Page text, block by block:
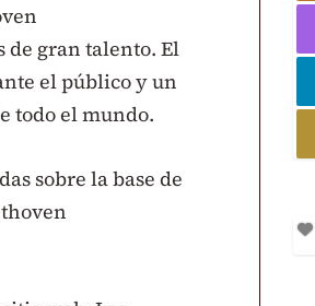
de gran talento. El
el público y un
todo el mundo.
sobre la base de